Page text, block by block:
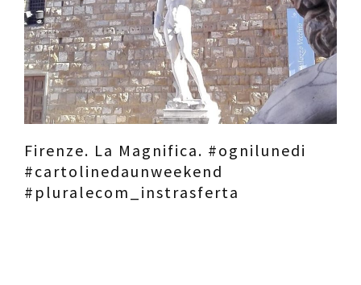
Firenze. La Magnifica. #ognilunedi
#cartolinedaunweekend
#pluralecom_instrasferta